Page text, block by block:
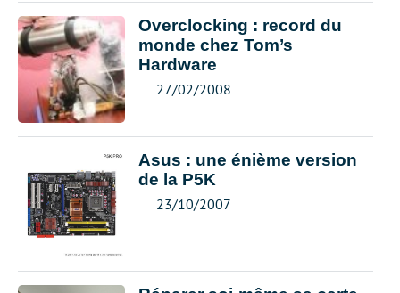
Overclocking : record du
monde chez Tom’s
Hardware
27/02/2008
Asus : une énième version
de la P5K
23/10/2007